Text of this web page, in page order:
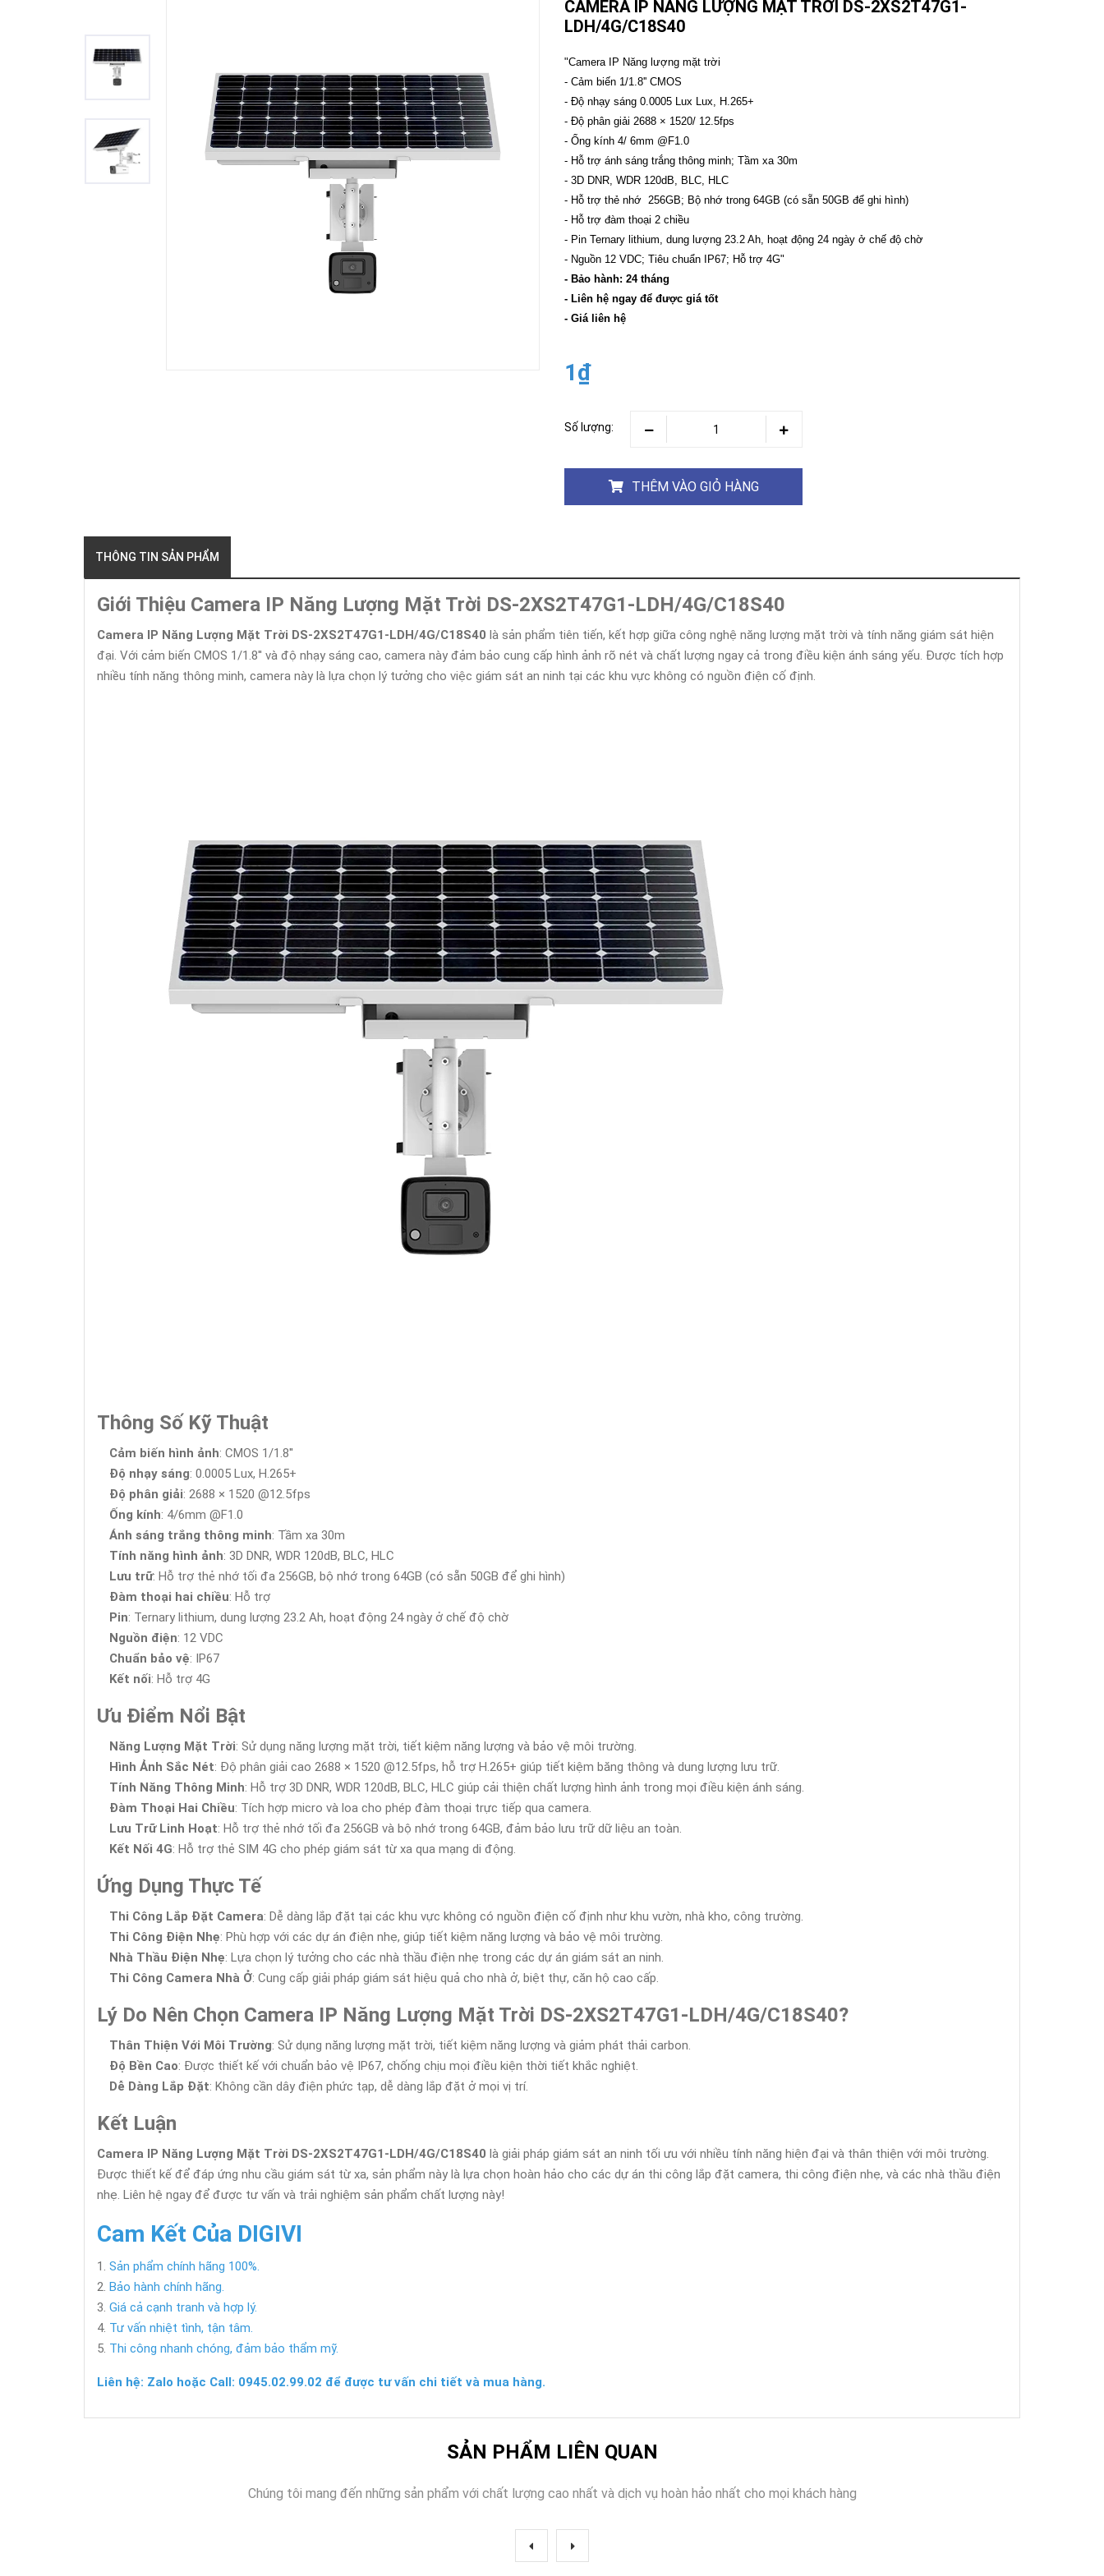
CAMERA
ĐỘNG
Hikvision
Camera
THIẾT
HỌP
TRỰC
TUYẾN
Maxhub
Màn
hình
MAXHUB
M27
THIẾT
HOMEGY
Khóa
Faster
BỊ
MINH
FASTER
HUAWEI
CAMERA IP NĂNG LƯỢNG MẶT TRỜI DS-2XS2T47G1-
LDH/4G/C18S40
"Camera IP Năng lượng mặt trời
- Cảm biến 1/1.8'' CMOS
- Độ nhạy sáng 0.0005 Lux Lux, H.265+
- Độ phân giải 2688 × 1520/ 12.5fps
- Ống kính 4/ 6mm @F1.0
- Hỗ trợ ánh sáng trắng thông minh; Tầm xa 30m
- 3D DNR, WDR 120dB, BLC, HLC
- Hỗ trợ thẻ nhớ 256GB; Bộ nhớ trong 64GB (có sẵn 50GB để ghi hình)
- Hỗ trợ đàm thoại 2 chiều
- Pin Ternary lithium, dung lượng 23.2 Ah, hoạt động 24 ngày ở chế độ chờ
- Nguồn 12 VDC; Tiêu chuẩn IP67; Hỗ trợ 4G"
- Bảo hành: 24 tháng
- Liên hệ ngay để được giá tốt
- Giá liên hệ
1₫
Số lượng:
THÊM VÀO GIỎ HÀNG
THÔNG TIN SẢN PHẨM
Giới Thiệu Camera IP Năng Lượng Mặt Trời DS-2XS2T47G1-LDH/4G/C18S40
Camera IP Năng Lượng Mặt Trời DS-2XS2T47G1-LDH/4G/C18S40 là sản phẩm tiên tiến, kết hợp giữa công nghệ năng lượng mặt trời và tính năng giám sát hiện
đại. Với cảm biến CMOS 1/1.8'' và độ nhạy sáng cao, camera này đảm bảo cung cấp hình ảnh rõ nét và chất lượng ngay cả trong điều kiện ánh sáng yếu. Được tích hợp
nhiều tính năng thông minh, camera này là lựa chọn lý tưởng cho việc giám sát an ninh tại các khu vực không có nguồn điện cố định.
Thông Số Kỹ Thuật
Cảm biến hình ảnh: CMOS 1/1.8''
Độ nhạy sáng: 0.0005 Lux, H.265+
Độ phân giải: 2688 × 1520 @12.5fps
Ống kính: 4/6mm @F1.0
Ánh sáng trắng thông minh: Tầm xa 30m
Tính năng hình ảnh: 3D DNR, WDR 120dB, BLC, HLC
Lưu trữ: Hỗ trợ thẻ nhớ tối đa 256GB, bộ nhớ trong 64GB (có sẵn 50GB để ghi hình)
Đàm thoại hai chiều: Hỗ trợ
Pin: Ternary lithium, dung lượng 23.2 Ah, hoạt động 24 ngày ở chế độ chờ
Nguồn điện: 12 VDC
Chuẩn bảo vệ: IP67
Kết nối: Hỗ trợ 4G
Ưu Điểm Nổi Bật
Năng Lượng Mặt Trời: Sử dụng năng lượng mặt trời, tiết kiệm năng lượng và bảo vệ môi trường.
Hình Ảnh Sắc Nét: Độ phân giải cao 2688 × 1520 @12.5fps, hỗ trợ H.265+ giúp tiết kiệm băng thông và dung lượng lưu trữ.
Tính Năng Thông Minh: Hỗ trợ 3D DNR, WDR 120dB, BLC, HLC giúp cải thiện chất lượng hình ảnh trong mọi điều kiện ánh sáng.
Đàm Thoại Hai Chiều: Tích hợp micro và loa cho phép đàm thoại trực tiếp qua camera.
Lưu Trữ Linh Hoạt: Hỗ trợ thẻ nhớ tối đa 256GB và bộ nhớ trong 64GB, đảm bảo lưu trữ dữ liệu an toàn.
Kết Nối 4G: Hỗ trợ thẻ SIM 4G cho phép giám sát từ xa qua mạng di động.
Ứng Dụng Thực Tế
Thi Công Lắp Đặt Camera: Dễ dàng lắp đặt tại các khu vực không có nguồn điện cố định như khu vườn, nhà kho, công trường.
Thi Công Điện Nhẹ: Phù hợp với các dự án điện nhẹ, giúp tiết kiệm năng lượng và bảo vệ môi trường.
Nhà Thầu Điện Nhẹ: Lựa chọn lý tưởng cho các nhà thầu điện nhẹ trong các dự án giám sát an ninh.
Thi Công Camera Nhà Ở: Cung cấp giải pháp giám sát hiệu quả cho nhà ở, biệt thự, căn hộ cao cấp.
Lý Do Nên Chọn Camera IP Năng Lượng Mặt Trời DS-2XS2T47G1-LDH/4G/C18S40?
Thân Thiện Với Môi Trường: Sử dụng năng lượng mặt trời, tiết kiệm năng lượng và giảm phát thải carbon.
Độ Bền Cao: Được thiết kế với chuẩn bảo vệ IP67, chống chịu mọi điều kiện thời tiết khắc nghiệt.
Dễ Dàng Lắp Đặt: Không cần dây điện phức tạp, dễ dàng lắp đặt ở mọi vị trí.
Kết Luận
Camera IP Năng Lượng Mặt Trời DS-2XS2T47G1-LDH/4G/C18S40 là giải pháp giám sát an ninh tối ưu với nhiều tính năng hiện đại và thân thiện với môi trường.
Được thiết kế để đáp ứng nhu cầu giám sát từ xa, sản phẩm này là lựa chọn hoàn hảo cho các dự án thi công lắp đặt camera, thi công điện nhẹ, và các nhà thầu điện
nhẹ. Liên hệ ngay để được tư vấn và trải nghiệm sản phẩm chất lượng này!
Cam Kết Của DIGIVI
Sản phẩm chính hãng 100%.
Bảo hành chính hãng.
Giá cả cạnh tranh và hợp lý.
Tư vấn nhiệt tình, tận tâm.
Thi công nhanh chóng, đảm bảo thẩm mỹ.
Liên hệ: Zalo hoặc Call: 0945.02.99.02 để được tư vấn chi tiết và mua hàng.
SẢN PHẨM LIÊN QUAN
Chúng tôi mang đến những sản phẩm với chất lượng cao nhất và dịch vụ hoàn hảo nhất cho mọi khách hàng